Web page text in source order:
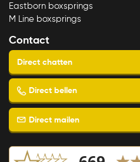
Eastborn boxsprings
M Line boxsprings
Contact